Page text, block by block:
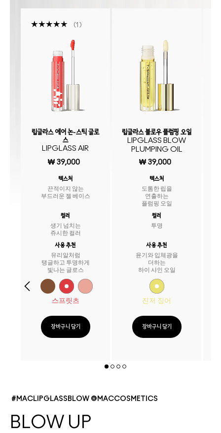
1
립글라스 에어 논-스틱 글로
스
LIPGLASS AIR
₩ 39,000
텍스처
끈적이지 않는
부드러운 젤 베이스
컬러
생기 넘치는
쥬시한 컬러
사용 추천
유리알처럼
탱글하고 투명하게
빛나는 글로스
스프릿츠
장바구니 담기
립글라스 블로우 플럼핑 오일
LIPGLASS BLOW
PLUMPING OIL
₩ 39,000
텍스처
도톰한 립을
연출하는
플럼핑 오일
컬러
투명
사용 추천
윤기와 입체광을
더하는
하이 샤인 오일
진저 징어
장바구니 담기
#MACLIPGLASSBLOW @MACCOSMETICS
BLOW UP